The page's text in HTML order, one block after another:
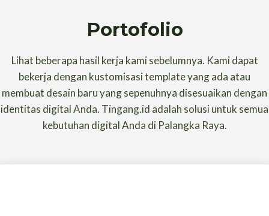
Portofolio
Lihat beberapa hasil kerja kami sebelumnya. Kami dapat
bekerja dengan kustomisasi template yang ada atau
membuat desain baru yang sepenuhnya disesuaikan dengan
identitas digital Anda. Tingang.id adalah solusi untuk semua
kebutuhan digital Anda di Palangka Raya.